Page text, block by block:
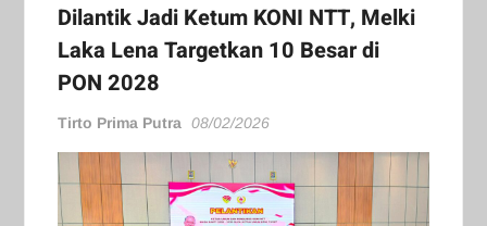
Dilantik Jadi Ketum KONI NTT, Melki
Laka Lena Targetkan 10 Besar di
PON 2028
Tirto Prima Putra 08/02/2026